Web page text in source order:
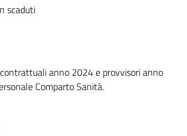
scaduti
anno 2024 e provvisori anno
Comparto Sanità.